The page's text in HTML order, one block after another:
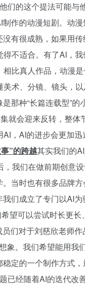
们的这个提法可能与
作的动漫短剧。动
有很成熟，如果用
不适合。有了AI，
比真人作品，动漫
术、分镜、镜头，
那种“长篇连载型”的
就会迎来反转，整体
，AI的进步会更加
”的跨越其实我们的
我们在做前期创意设
当时也有很多品牌
们成立了专门以AI
望可以尝试时长更长
们对于刘慈欣老师
象。我们希望能用我
定的一个制作方式
已经随着AI的迭代改